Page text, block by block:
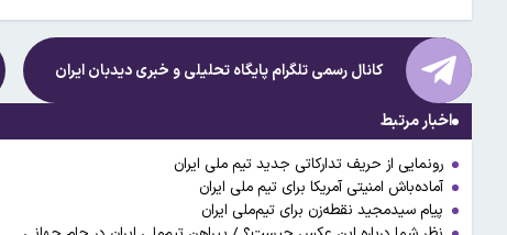
کانال رسمی تلگرام پایگاه تحلیلی و خبریدیدبان ایران
اخبار مرتبط
رونمایی از حریف تدارکاتی جدید تیم ملی ایران
آماده‌باش امنیتی آمریکا برای تیم ملی ایران
پیام سیدمجید نقطه‌زن برای تیم‌ملی ایران